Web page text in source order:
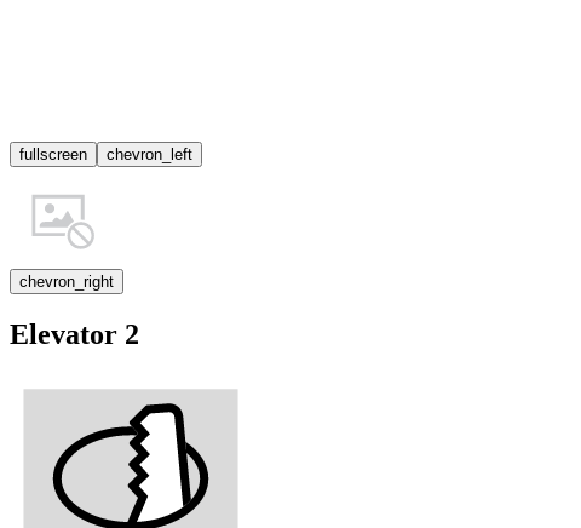
fullscreen chevron_left
chevron_right
Elevator 2